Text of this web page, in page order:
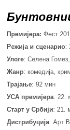
Премијера: Фест
Режија и сценарио:
Улоге: Селена
Жанр: комедија,
Трајање: 92 мин
УСА премијера: 22.
Старт у Србији: 21.
Дистрибуција: Арт